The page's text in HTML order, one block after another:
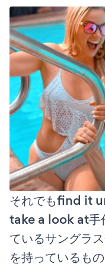
それでもfind it
take a look at手
ているサングラ
を持っているも